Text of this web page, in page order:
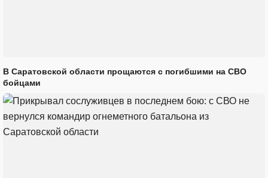
В Саратовской области прощаются с погибшими на СВО
бойцами